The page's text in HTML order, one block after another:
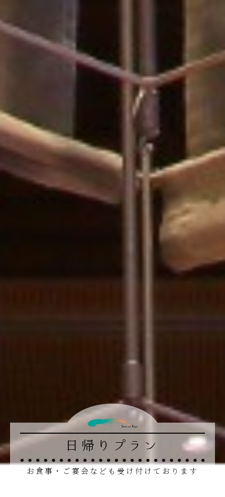
日帰りプラン
お食事・ご宴会なども受け付けております